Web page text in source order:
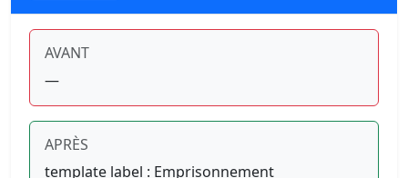
AVANT
—
APRÈS
template label : Emprisonnement